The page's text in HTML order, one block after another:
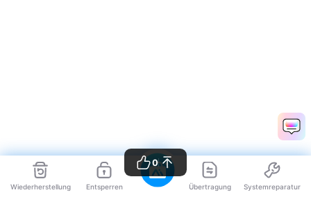
Wiederherstellung Entsperren Übertragung Systemreparatur
0